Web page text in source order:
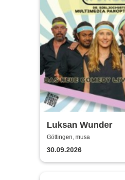
Luksan Wunder
Göttingen, musa
30.09.2026